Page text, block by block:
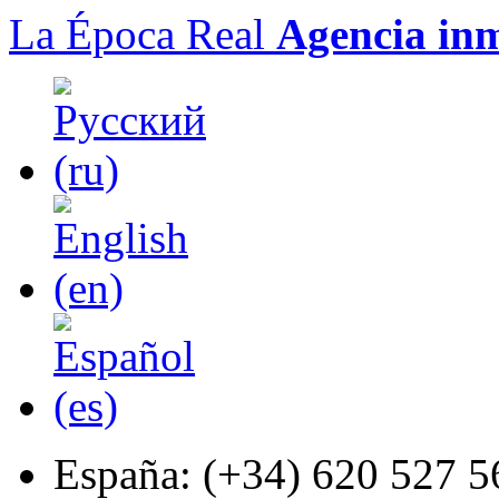
La Época Real Agencia
España: (+34) 620 527